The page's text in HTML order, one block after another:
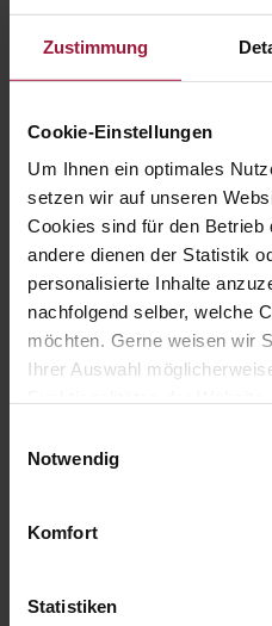
Zustimmung
Cookie-Einstellungen
Um Ihnen ein optimales
setzen wir auf unseren
Cookies sind für den Betrieb
andere dienen der Statistik
personalisierte Inhalte
nachfolgend selber, welche
möchten. Gerne weisen wir
Ihrer Auswahl
Datenschutzerklärung und
Notwendig
Komfort
Statistiken
sind oder an den
immer noch leiden. Die
Ribbon erhält,
Hubers Landhendl

A-5223 Pfaffstätt

+43 7742 3208